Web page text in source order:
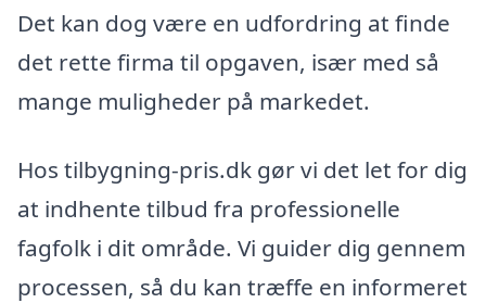
Det kan dog være en udfordring at finde
det rette firma til opgaven, især med så
mange muligheder på markedet.
Hos tilbygning-pris.dk gør vi det let for dig
at indhente tilbud fra professionelle
fagfolk i dit område. Vi guider dig gennem
processen, så du kan træffe en informeret